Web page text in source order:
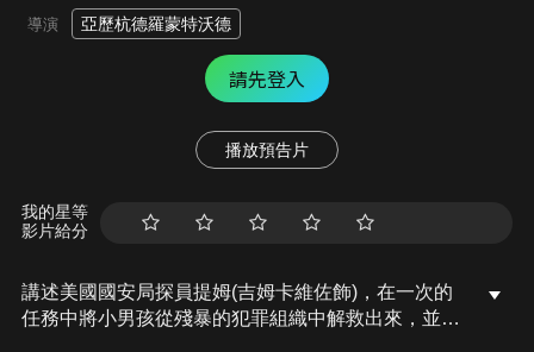
導演 亞歷杭德羅蒙特沃德
請先登入
播放預告片
我的星等
影片給分
講述美國國安局探員提姆(吉姆卡維佐飾)，在一次的
任務中將小男孩從殘暴的犯罪組織中解救出來，並得